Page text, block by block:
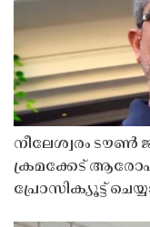
നീലേശ്വരം
ക്രമക്കേട്
പ്രോസിക്യൂട്ട്